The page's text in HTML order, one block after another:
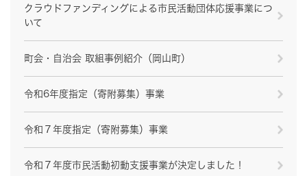
クラウドファンディングによる市民活動団体応援事業につ
いて
町会・自治会 取組事例紹介（岡山町）
令和6年度指定（寄附募集）事業
令和７年度指定（寄附募集）事業
令和７年度市民活動初動支援事業が決定しました！